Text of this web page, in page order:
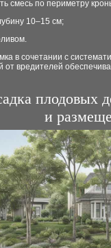
смесь по периметру
10–15 см;
в сочетании с
вредителей
плодовых
и